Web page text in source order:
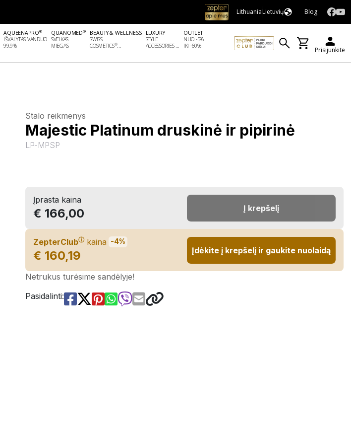
LithuaniaLietuvių Blog
AQUEENAPRO®
IŠVALYTAS VANDUO
99,9%
QUANOMED®
SVEIKAS
MIEGAS
BEAUTY & WELLNESS
SWISS
COSMETICS®...
LUXURY
STYLE
ACCESSORIES ...
OUTLET
NUO -5%
IKI -60%
Prisijunkite
Stalo reikmenys
Majestic Platinum druskinė ir pipirinė
LP-MPSP
Įprasta kaina
€ 166,00 Į krepšelį
ZepterClubⓘ kaina -4%
€ 160,19 Įdėkite į krepšelį ir gaukite nuolaidą
Netrukus turėsime sandėlyje!
Pasidalinti: